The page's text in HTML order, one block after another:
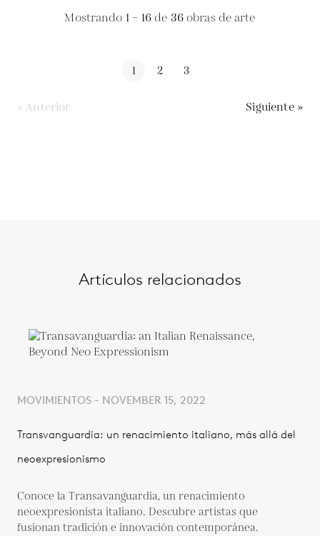
Mostrando 1 – 16 de 36obras de arte
1 2 3
« Anterior Siguiente »
Artículos relacionados
MOVIMIENTOS - NOVEMBER 15, 2022
Transvanguardia: un renacimiento italiano, más allá del
neoexpresionismo
Conoce la Transavanguardia, un renacimiento
neoexpresionista italiano. Descubre artistas que
fusionan tradición e innovación contemporánea.